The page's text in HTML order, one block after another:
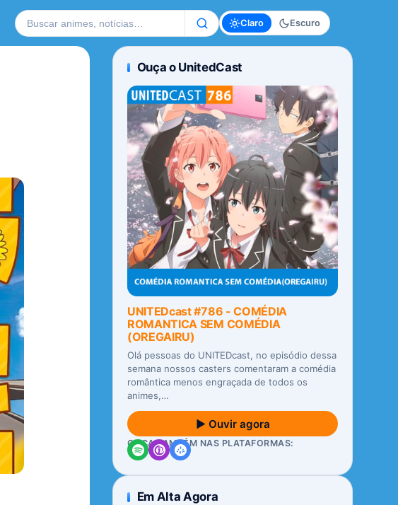
Buscar no site Claro Escuro
Ouça o UnitedCast
UNITEDcast #786 - COMÉDIA
ROMANTICA SEM COMÉDIA
(OREGAIRU)
Olá pessoas do UNITEDcast, no episódio dessa
semana nossos casters comentaram a comédia
romântica menos engraçada de todos os
animes,…
▶ Ouvir agora
OUÇA TAMBÉM NAS PLATAFORMAS:
Em Alta Agora